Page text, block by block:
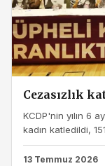
Cezasızlık
KCDP'nin yılın 6
kadın katledildi,
13 Temmuz 2026